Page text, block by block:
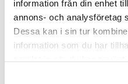
information från din enhet
annons- och analysföretag
Dessa kan i sin tur
information som du har